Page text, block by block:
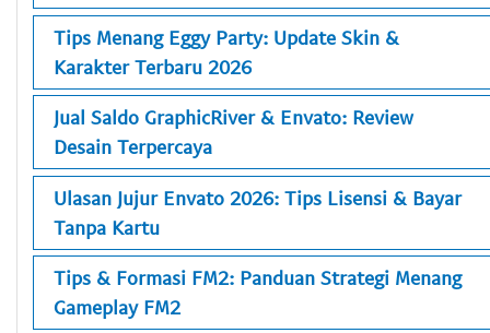
Tips Menang Eggy Party: Update Skin &
Karakter Terbaru 2026
Jual Saldo GraphicRiver & Envato: Review
Desain Terpercaya
Ulasan Jujur Envato 2026: Tips Lisensi & Bayar
Tanpa Kartu
Tips & Formasi FM2: Panduan Strategi Menang
Gameplay FM2